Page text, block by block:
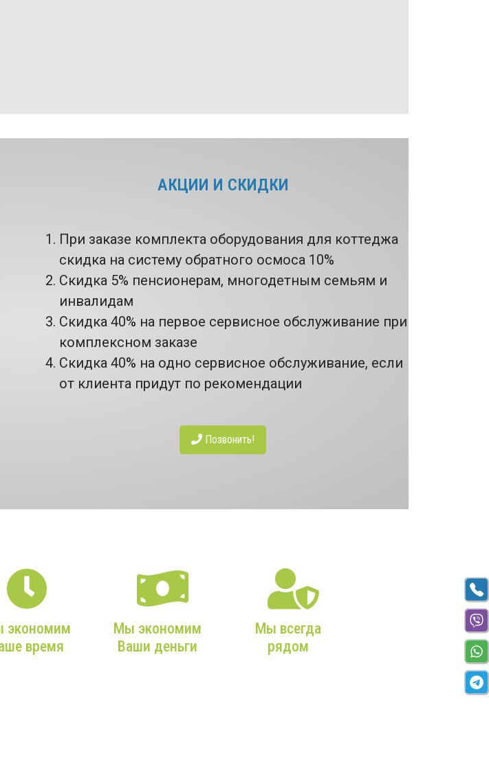
АКЦИИ И СКИДКИ
При заказе комплекта оборудования для коттеджа
скидка на систему обратного осмоса 10%
Скидка 5% пенсионерам, многодетным семьям и
инвалидам
Скидка 40% на первое сервисное обслуживание при
комплексном заказе
Скидка 40% на одно сервисное обслуживание, если
от клиента придут по рекомендации
Позвонить!
экономим
время
Мы экономим
Ваши деньги
Мы всегда
рядом